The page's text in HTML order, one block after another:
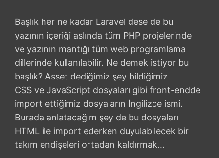
Başlık her ne kadar Laravel dese de bu
yazının içeriği aslında tüm PHP projelerinde
ve yazının mantığı tüm web programlama
dillerinde kullanılabilir. Ne demek istiyor bu
başlık? Asset dediğimiz şey bildiğimiz
CSS ve JavaScript dosyaları gibi front-endde
import ettiğimiz dosyaların İngilizce ismi.
Burada anlatacağım şey de bu dosyaları
HTML ile import ederken duyulabilecek bir
takım endişeleri ortadan kaldırmak…